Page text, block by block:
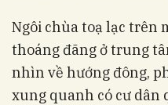
Ngôi chùa toạ lạc trên
thoáng đãng ở trung
nhìn về hướng đông,
xung quanh có cư dân